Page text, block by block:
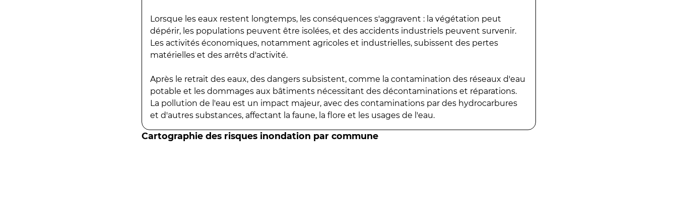
Lorsque les eaux restent longtemps, les conséquences s'aggravent : la végétation peut
dépérir, les populations peuvent être isolées, et des accidents industriels peuvent survenir.
Les activités économiques, notamment agricoles et industrielles, subissent des pertes
matérielles et des arrêts d'activité.
Après le retrait des eaux, des dangers subsistent, comme la contamination des réseaux d'eau
potable et les dommages aux bâtiments nécessitant des décontaminations et réparations.
La pollution de l'eau est un impact majeur, avec des contaminations par des hydrocarbures
et d'autres substances, affectant la faune, la flore et les usages de l'eau.
Cartographie des risques inondation par commune